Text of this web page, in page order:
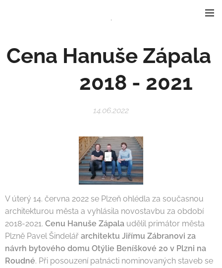
.
Cena Hanuše Zápala
2018 - 2021
14.06.2022
V úterý 14. června 2022 se Plzeň ohlédla za současnou
architekturou města a vyhlásila novostavbu za období
2018-2021. Cenu Hanuše Zápala udělil primátor města
Plzně Pavel Šindelář architektu Jiřímu Zábranovi za
návrh bytového domu Otýlie Beníškové 20 v Plzni na
Roudné. Při posouzení patnácti nominovaných staveb se